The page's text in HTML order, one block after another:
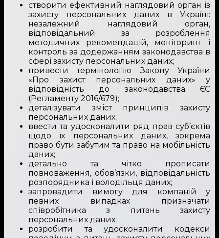
створити ефективний наглядовий орган із
захисту персональних даних в Україні:
незалежний наглядовий орган,
відповідальний за розроблення
методичних рекомендацій, моніторинг і
контроль за додержанням законодавства в
сфері захисту персональних даних;
привести термінологію Закону України
«Про захист персональних даних» у
відповідність до законодавства ЄС
(Регламенту 2016/679);
деталізувати зміст принципів захисту
персональних даних;
ввести та удосконалити ряд прав суб’єктів
щодо їх персональних даних, зокрема
право бути забутим та право на мобільність
даних;
детально та чітко прописати
повноваження, обов’язки, відповідальність
розпорядника і володільця даних;
запровадити вимогу для компаній у
певних випадках призначати
співробітника з питань захисту
персональних даних;
розробити та удосконалити кодекси